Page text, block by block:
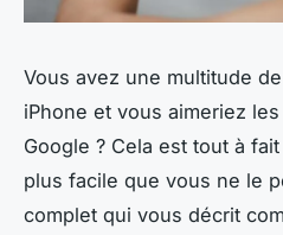
Vous avez une multitude
iPhone et vous aimeriez
Google ? Cela est tout à
plus facile que vous ne le
complet qui vous décrit